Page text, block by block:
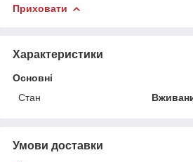
Приховати
Характеристики
Основні
Стан
Умови доставки